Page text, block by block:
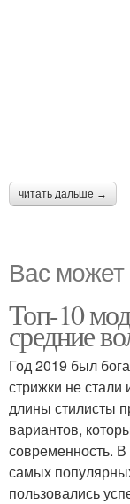
читать дальше →
Вас может
Топ-10
средние
Год 2019 был
стрижки не
длины стилисты
вариантов,
современность.
самых
пользовались